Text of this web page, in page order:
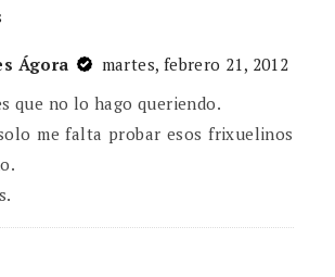
Ágora
martes, febrero 21, 2012
que no lo hago queriendo.
me falta probar esos frixuelinos